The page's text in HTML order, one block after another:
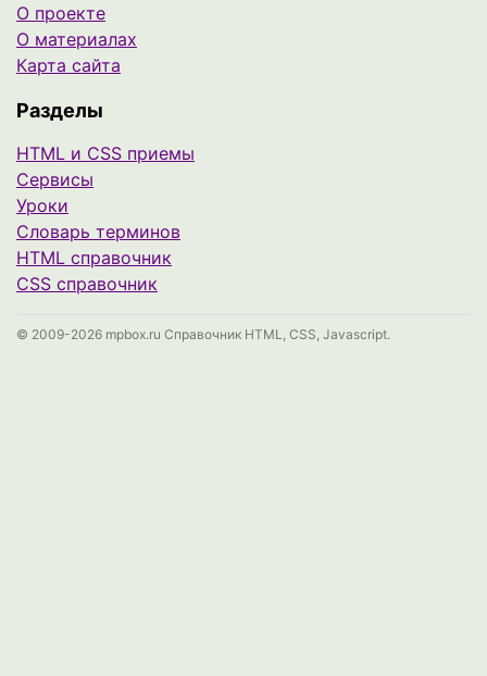
О проекте
О материалах
Карта сайта
Разделы
HTML и CSS приемы
Сервисы
Уроки
Cловарь терминов
HTML справочник
CSS справочник
© 2009-2026 mpbox.ru Справочник HTML, CSS, Javascript.